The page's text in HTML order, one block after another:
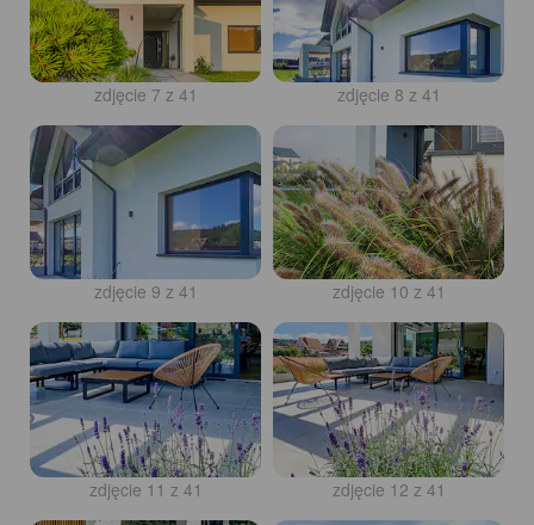
zdjęcie 7 z 41 zdjęcie 8 z 41
zdjęcie 9 z 41 zdjęcie 10 z 41
zdjęcie 11 z 41 zdjęcie 12 z 41